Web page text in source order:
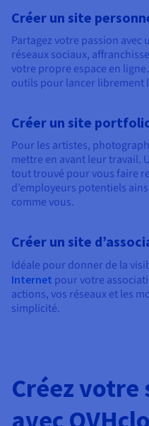
Créer un site
Partagez votre passion avec
réseaux sociaux,
votre propre espace en
outils pour lancer librement
Créer un site
Pour les artistes,
mettre en avant leur travail.
tout trouvé pour vous faire
d’employeurs potentiels
comme vous.
Créer un site
Idéale pour donner de la
Internet pour votre
actions, vos réseaux et les
simplicité.
Créez votre